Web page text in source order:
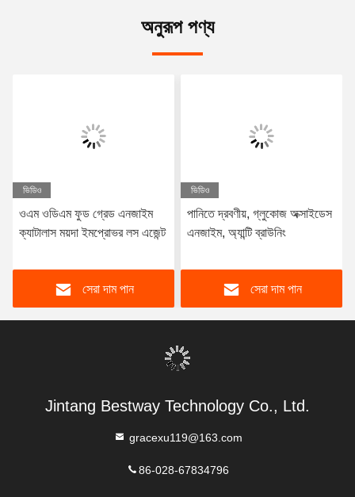
অনুরূপ পণ্য
ভিডিও
ওএম ওডিএম ফুড গ্রেড এনজাইম
ক্যাটালাস ময়দা ইমপ্রোভর লস এজেন্ট
সেরা দাম পান
ভিডিও
পানিতে দ্রবণীয়, গ্লুকোজ অক্সাইডেস
এনজাইম, অ্যান্টি ব্রাউনিং
সেরা দাম পান
Jintang Bestway Technology Co., Ltd.
gracexu119@163.com
86-028-67834796